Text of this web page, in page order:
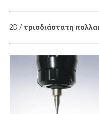
2D / τρισδιάστατη